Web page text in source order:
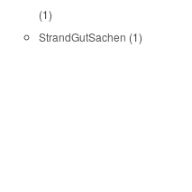
(1)
StrandGutSachen (1)